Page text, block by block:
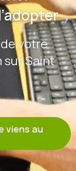
votre
sur Saint
viens au